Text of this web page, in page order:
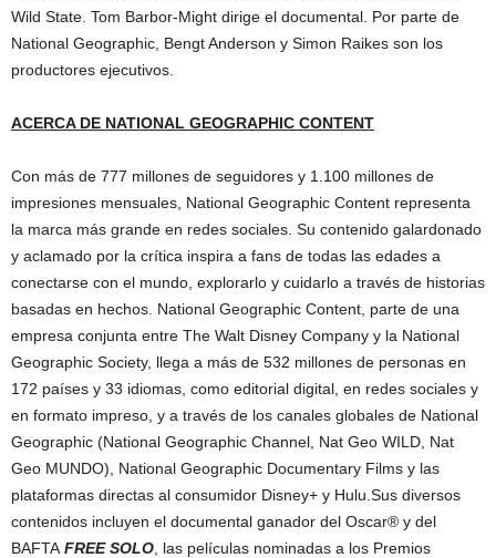
Wild State. Tom Barbor-Might dirige el documental. Por parte de
National Geographic, Bengt Anderson y Simon Raikes son los
productores ejecutivos.
ACERCA DE NATIONAL GEOGRAPHIC CONTENT
Con más de 777 millones de seguidores y 1.100 millones de
impresiones mensuales, National Geographic Content representa
la marca más grande en redes sociales. Su contenido galardonado
y aclamado por la crítica inspira a fans de todas las edades a
conectarse con el mundo, explorarlo y cuidarlo a través de historias
basadas en hechos. National Geographic Content, parte de una
empresa conjunta entre The Walt Disney Company y la National
Geographic Society, llega a más de 532 millones de personas en
172 países y 33 idiomas, como editorial digital, en redes sociales y
en formato impreso, y a través de los canales globales de National
Geographic (National Geographic Channel, Nat Geo WILD, Nat
Geo MUNDO), National Geographic Documentary Films y las
plataformas directas al consumidor Disney+ y Hulu.Sus diversos
contenidos incluyen el documental ganador del Oscar® y del
BAFTA FREE SOLO , las películas nominadas a los Premios